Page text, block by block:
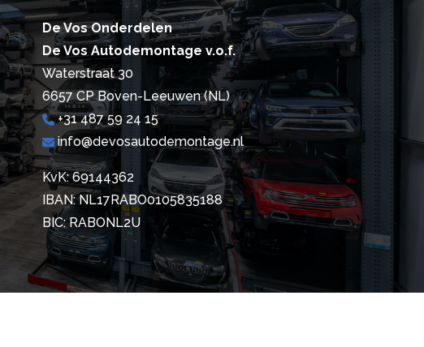
De Vos Onderdelen
De Vos Autodemontage v.o.f.
Waterstraat 30
6657 CP Boven-Leeuwen (NL)
+31 487 59 24 15
info@devosautodemontage.nl
KvK: 69144362
IBAN: NL17RABO0105835188
BIC: RABONL2U